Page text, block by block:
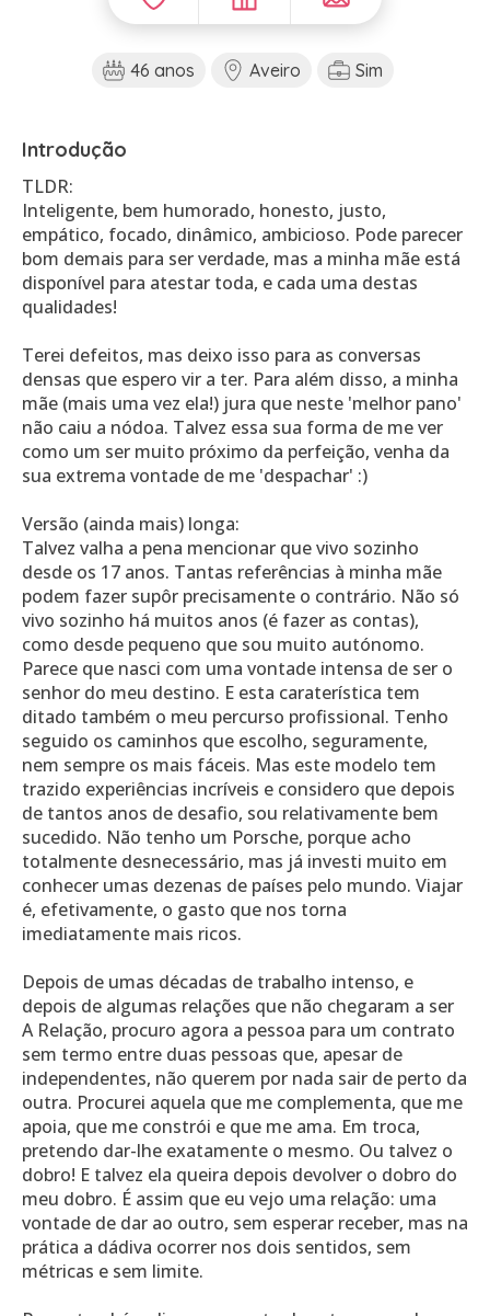
46 anos Aveiro Sim
Introdução
TLDR:
Inteligente, bem humorado, honesto, justo,
empático, focado, dinâmico, ambicioso. Pode parecer
bom demais para ser verdade, mas a minha mãe está
disponível para atestar toda, e cada uma destas
qualidades!
Terei defeitos, mas deixo isso para as conversas
densas que espero vir a ter. Para além disso, a minha
mãe (mais uma vez ela!) jura que neste 'melhor pano'
não caiu a nódoa. Talvez essa sua forma de me ver
como um ser muito próximo da perfeição, venha da
sua extrema vontade de me 'despachar' :)
Versão (ainda mais) longa:
Talvez valha a pena mencionar que vivo sozinho
desde os 17 anos. Tantas referências à minha mãe
podem fazer supôr precisamente o contrário. Não só
vivo sozinho há muitos anos (é fazer as contas),
como desde pequeno que sou muito autónomo.
Parece que nasci com uma vontade intensa de ser o
senhor do meu destino. E esta caraterística tem
ditado também o meu percurso profissional. Tenho
seguido os caminhos que escolho, seguramente,
nem sempre os mais fáceis. Mas este modelo tem
trazido experiências incríveis e considero que depois
de tantos anos de desafio, sou relativamente bem
sucedido. Não tenho um Porsche, porque acho
totalmente desnecessário, mas já investi muito em
conhecer umas dezenas de países pelo mundo. Viajar
é, efetivamente, o gasto que nos torna
imediatamente mais ricos.
Depois de umas décadas de trabalho intenso, e
depois de algumas relações que não chegaram a ser
A Relação, procuro agora a pessoa para um contrato
sem termo entre duas pessoas que, apesar de
independentes, não querem por nada sair de perto da
outra. Procurei aquela que me complementa, que me
apoia, que me constrói e que me ama. Em troca,
pretendo dar-lhe exatamente o mesmo. Ou talvez o
dobro! E talvez ela queira depois devolver o dobro do
meu dobro. É assim que eu vejo uma relação: uma
vontade de dar ao outro, sem esperar receber, mas na
prática a dádiva ocorrer nos dois sentidos, sem
métricas e sem limite.